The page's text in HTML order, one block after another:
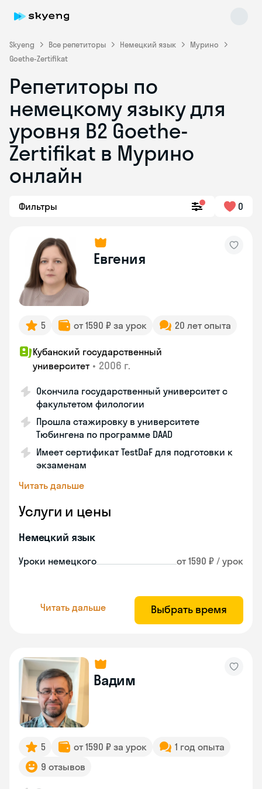
Skyeng Все репетиторы Немецкий язык
Мурино
Goethe-Zertifikat
Репетиторы по
немецкому языку для
уровня B2 Goethe-
Zertifikat в Мурино
онлайн
Фильтры 0
Евгения
5 от 1590 ₽ за урок 20 лет опыта
Кубанский государственный
университет • 2006 г.
Окончила государственный университет с
факультетом филологии
Прошла стажировку в университете
Тюбингена по программе DAAD
Имеет сертификат TestDaF для подготовки к
экзаменам
Читать дальше
Услуги и цены
Немецкий язык
Уроки немецкого от 1590 ₽ / урок
Читать дальше Выбрать время
Вадим
5 от 1590 ₽ за урок
1 год опыта
9 отзывов
Skyeng Chat